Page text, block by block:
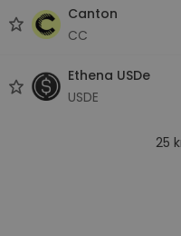
Canton
CC
Ethena USDe
USDE
25